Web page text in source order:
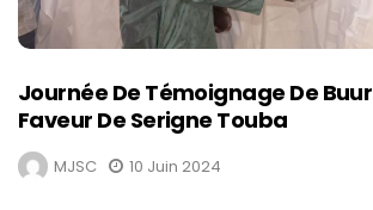
Journée De Témoignage De Buur
Faveur De Serigne Touba
MJSC 10 Juin 2024